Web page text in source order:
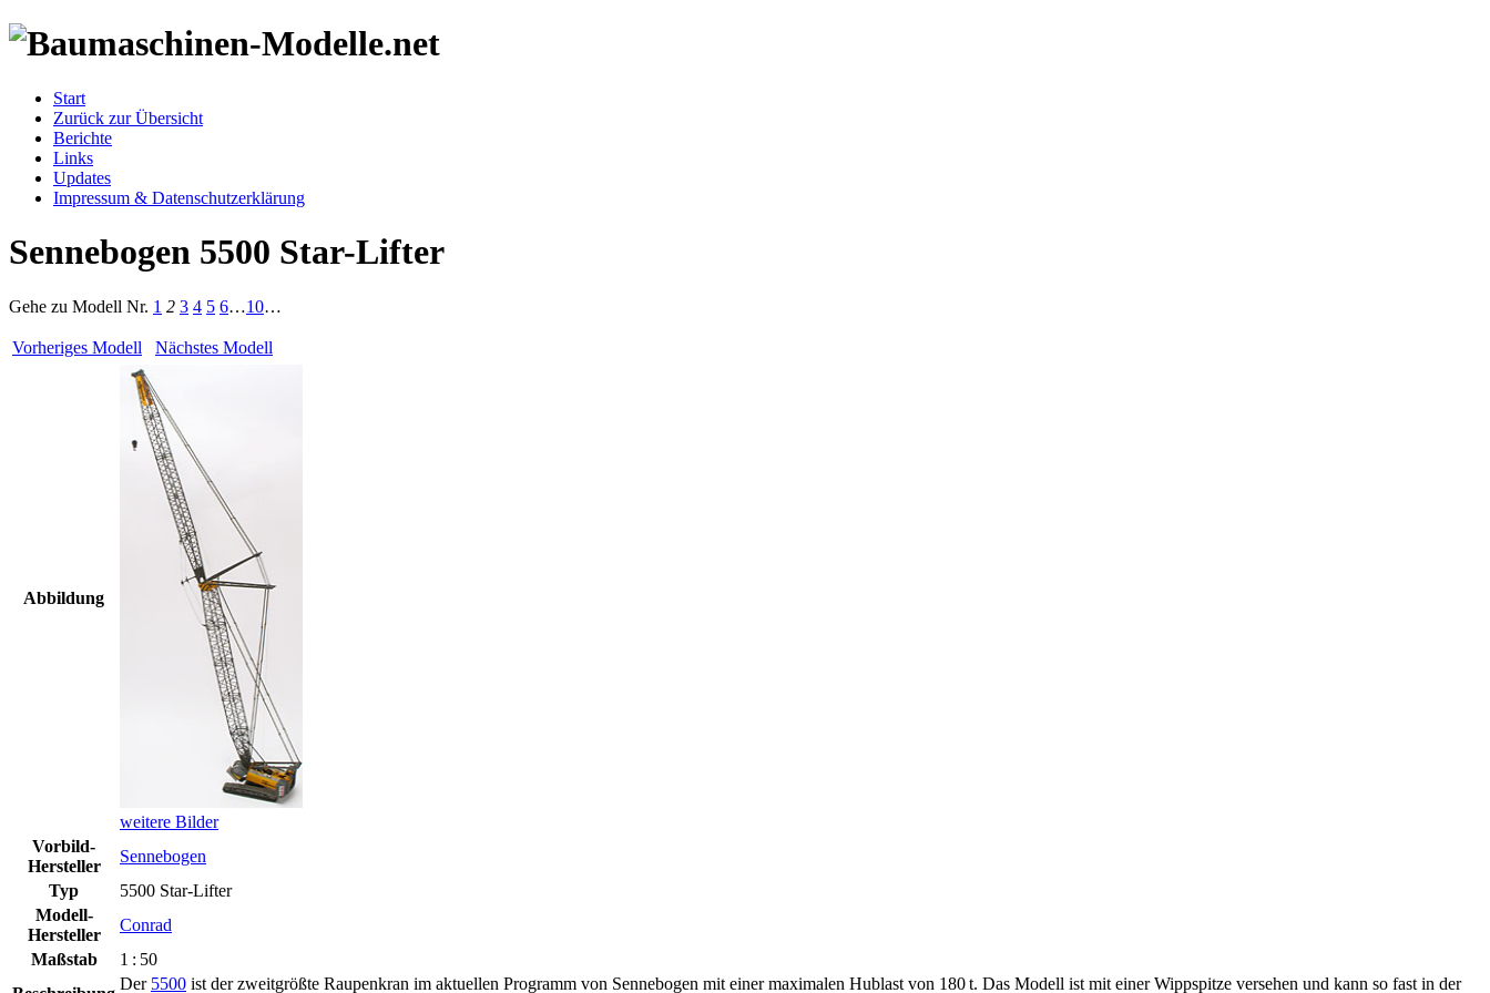
Start
Zurück zur Übersicht
Berichte
Links
Updates
Impressum & Datenschutzerklärung
Sennebogen 5500 Star-Lifter
Gehe zu Modell Nr. 1 2 3 4 5 6…10…
Vorheriges Modell Nächstes Modell
Abbildung
weitere Bilder
Vorbild-
Hersteller
Sennebogen
Typ
5500 Star-Lifter
Modell-
Hersteller
Conrad
Maßstab
1 : 50
Der 5500 ist der zweitgrößte Raupenkran im aktuellen Programm von Sennebogen mit einer maximalen Hublast von 180 t. Das Modell ist mit einer Wippspitze versehen und kann so fast in der